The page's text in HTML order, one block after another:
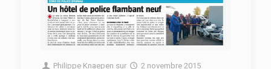
Philippe Knaepen sur 2 novembre 2015